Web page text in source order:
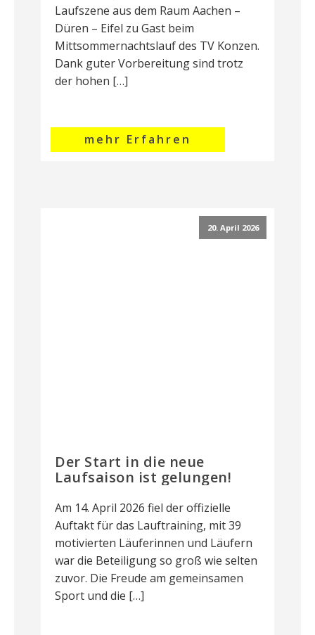
Laufszene aus dem Raum Aachen –
Düren – Eifel zu Gast beim
Mittsommernachtslauf des TV Konzen.
Dank guter Vorbereitung sind trotz
der hohen […]
mehr Erfahren
20. April 2026
Der Start in die neue
Laufsaison ist gelungen!
Am 14. April 2026 fiel der offizielle
Auftakt für das Lauftraining, mit 39
motivierten Läuferinnen und Läufern
war die Beteiligung so groß wie selten
zuvor. Die Freude am gemeinsamen
Sport und die […]